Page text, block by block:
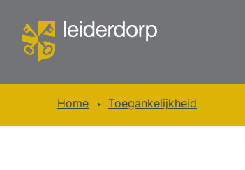
Home Toegankelijkheid